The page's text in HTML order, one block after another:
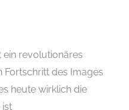
ein revolutionäres
Fortschritt des Images
heute wirklich die
ist